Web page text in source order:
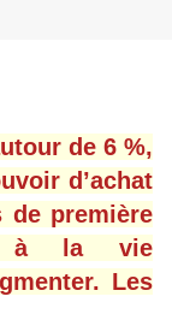
de 6 %,
d’achat
de première
à la vie
Les